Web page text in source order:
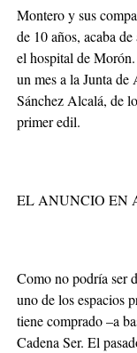
Montero y sus
de 10 años, acaba
el hospital de
un mes a la Junta
Sánchez Alcalá, de
primer edil.
EL ANUNCIO EN
Como no podría ser
uno de los espacios
tiene comprado –a
Cadena Ser. El